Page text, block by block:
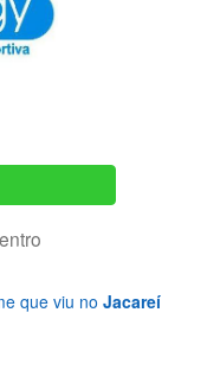
que viu no Jacareí